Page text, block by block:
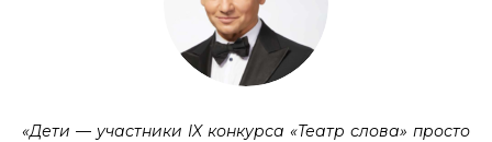
«Дети — участники IX конкурса «Театр слова» просто